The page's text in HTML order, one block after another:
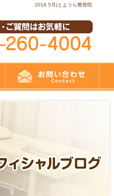
2016 5月|とようら整骨院